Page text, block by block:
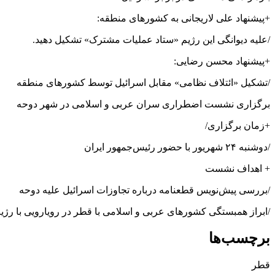
+پیشنهاد علی لاریجانی به کشورهای منطقه:
/علیه دیوانگی این رژیم «ستاد عملیات مشترک» تشکیل دهید.
+پیشنهاد محسن رضایی:
/تشکیل «ائتلاف نظامی» مقابل اسرائیل توسط کشورهای منطقه
برگزاری نشست اضطراری سران عربی و اسلامی در شهر دوحه
+زمان برگزاری/
/دوشنبه ۲۴ شهریور با حضور رئیس‌جمهور ایران
+ اهداف نشست
/بررسی پیش‌نویس قطعنامه‌ درباره تجاوزات اسرائیل علیه دوحه
/ابراز همبستگی کشورهای عربی و اسلامی با قطر در رویارویی با
برچسب‌ها
قطر